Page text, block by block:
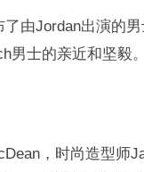
Jordan出演的男
男士的亲近和坚毅。
，时尚造型师